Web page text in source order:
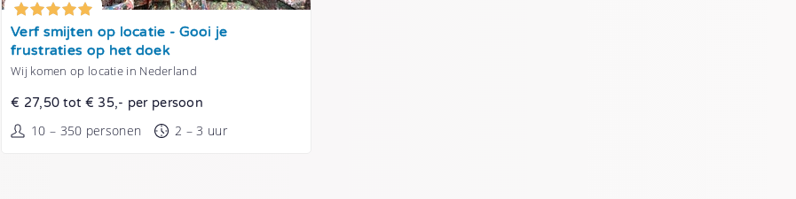
Tonen
Verf smijten op locatie - Gooi je
frustraties op het doek
Wij komen op locatie in Nederland
€ 27,50 tot € 35,- per persoon
10 – 350 personen 2 – 3 uur